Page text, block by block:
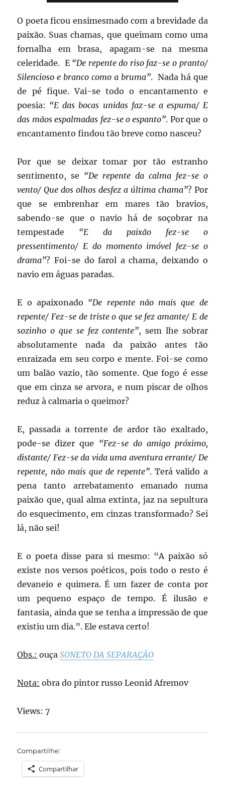
O poeta ficou ensimesmado com a brevidade da
paixão. Suas chamas, que queimam como uma
fornalha em brasa, apagam-se na mesma
celeridade. E “De repente do riso faz-se o pranto/
Silencioso e branco como a bruma”. Nada há que
de pé fique. Vai-se todo o encantamento e
poesia: “E das bocas unidas faz-se a espuma/ E
das mãos espalmadas fez-se o espanto”. Por que o
encantamento findou tão breve como nasceu?
Por que se deixar tomar por tão estranho
sentimento, se “De repente da calma fez-se o
vento/ Que dos olhos desfez a última chama”? Por
que se embrenhar em mares tão bravios,
sabendo-se que o navio há de soçobrar na
tempestade “E da paixão fez-se o
pressentimento/ E do momento imóvel fez-se o
drama”? Foi-se do farol a chama, deixando o
navio em águas paradas.
E o apaixonado “De repente não mais que de
repente/ Fez-se de triste o que se fez amante/ E de
sozinho o que se fez contente”, sem lhe sobrar
absolutamente nada da paixão antes tão
enraizada em seu corpo e mente. Foi-se como
um balão vazio, tão somente. Que fogo é esse
que em cinza se arvora, e num piscar de olhos
reduz à calmaria o queimor?
E, passada a torrente de ardor tão exaltado,
pode-se dizer que “Fez-se do amigo próximo,
distante/ Fez-se da vida uma aventura errante/ De
repente, não mais que de repente”. Terá valido a
pena tanto arrebatamento emanado numa
paixão que, qual alma extinta, jaz na sepultura
do esquecimento, em cinzas transformado? Sei
lá, não sei!
E o poeta disse para si mesmo: “A paixão só
existe nos versos poéticos, pois todo o resto é
devaneio e quimera. É um fazer de conta por
um pequeno espaço de tempo. É ilusão e
fantasia, ainda que se tenha a impressão de que
existiu um dia.”. Ele estava certo!
Obs.: ouçaSONETO DA SEPARAÇÃO
Nota: obra do pintor russo Leonid Afremov
Views: 7
Compartilhe:
Compartilhar